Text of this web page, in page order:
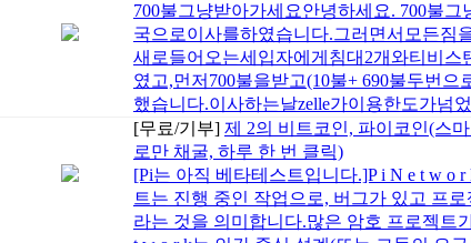
700불그냥받아가세요안녕하세요. 700불
국으로이사를하였습니다.그러면서모든짐
새로들어오는세입자에게침대2개와티비스
였고,먼저700불을받고(10불+ 690불두번
했습니다.이사하는날zelle가이용한도가넘
[무료/기부] 제 2의 비트코인, 파이코인(스
로만 채굴, 하루 한 번 클릭)
[Pi는 아직 베타테스트입니다.]P i N e t w o
트는 진행 중인 작업으로, 버그가 있고 프
라는 것을 의미합니다.많은 암호 프로젝트